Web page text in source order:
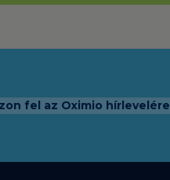
fel az Oximio hírlevelére